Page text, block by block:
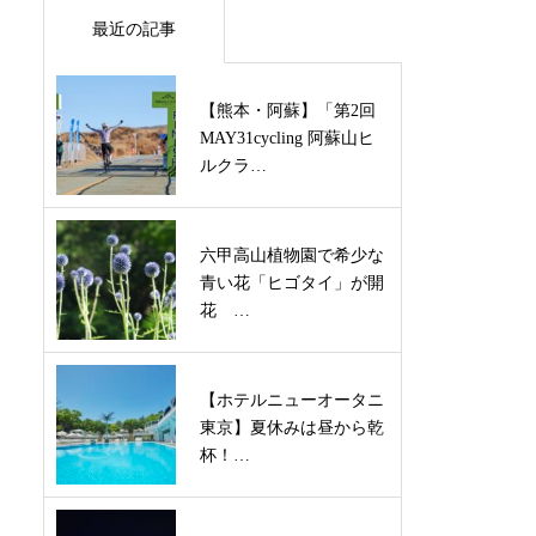
最近の記事
【熊本・阿蘇】「第2回
MAY31cycling 阿蘇山ヒ
ルクラ…
六甲高山植物園で希少な
青い花「ヒゴタイ」が開
花 …
【ホテルニューオータニ
東京】夏休みは昼から乾
杯！…